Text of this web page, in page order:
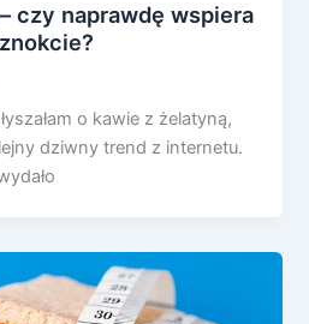
czy naprawdę wspiera
o kawie z żelatyną,
dziwny trend z internetu.